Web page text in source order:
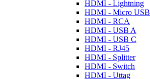
HDMI - Lightning
HDMI - Micro USB
HDMI - RCA
HDMI - USB A
HDMI - USB C
HDMI - RJ45
HDMI - Splitter
HDMI - Switch
HDMI - Uttag